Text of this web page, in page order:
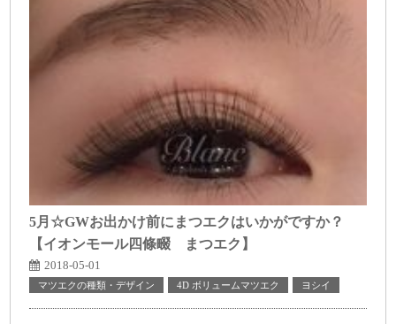
5月☆GWお出かけ前にまつエクはいかがですか？
【イオンモール四條畷 まつエク】
2018-05-01
マツエクの種類・デザイン 4D ボリュームマツエク ヨシイ